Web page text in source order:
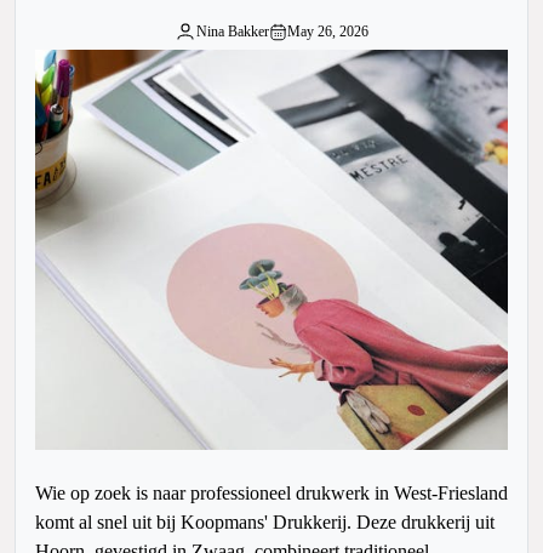
Nina Bakker May 26, 2026
Wie op zoek is naar professioneel drukwerk in West-Friesland
komt al snel uit bij Koopmans' Drukkerij. Deze drukkerij uit